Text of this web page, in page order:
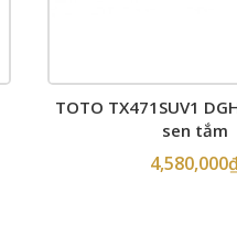
TOTO TX471SUV1
sen tắm
4,580,000